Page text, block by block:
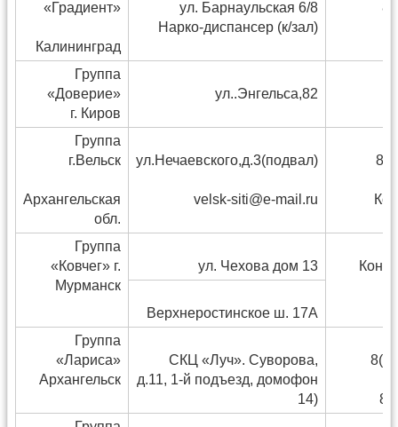
«Градиент»
Калининград
ул. Барнаульская 6/8
Нарко-диспансер (к/зал)
Группа
«Доверие»
г. Киров
ул..Энгельса,82
Группа
г.Вельск
Архангельская
обл.
ул.Нечаевского,д.3(подвал)
velsk-siti@e-mail.ru
Группа
«Ковчег» г.
Мурманск
ул. Чехова дом 13
Верхнеростинское ш. 17А
Группа
«Лариса»
Архангельск
СКЦ «Луч». Суворова,
д.11, 1-й подъезд, домофон
14)